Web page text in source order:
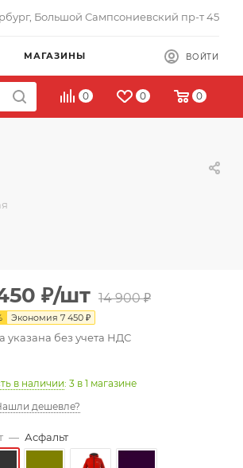
Большой Сампсониевский пр-т 45
МАГАЗИНЫ ВОЙТИ
0 0 0
₽/шт 14 900₽
Экономия 7 450 ₽
указана без учета НДС
в наличии: 3 в 1 магазине
дешевле?
— Асфальт